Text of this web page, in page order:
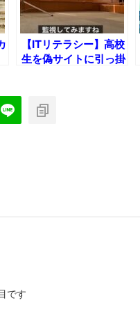
【ITリテラシー】高校
生を偽サイトに引っ掛
です